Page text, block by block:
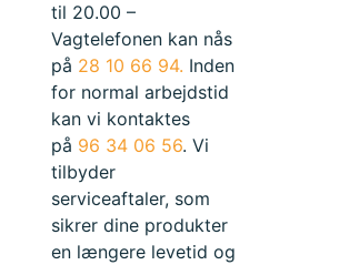
til 20.00 –
Vagtelefonen kan nås
på 28 10 66 94. Inden
for normal arbejdstid
kan vi kontaktes
på 96 34 06 56. Vi
tilbyder
serviceaftaler, som
sikrer dine produkter
en længere levetid og